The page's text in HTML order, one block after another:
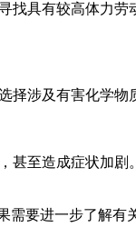
具有较高体力
涉及有害化学物
至造成症状加
要进一步了解有